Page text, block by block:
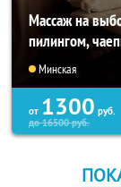
Массаж на
пилингом,
Минская
от 1300 руб.
до16500руб.